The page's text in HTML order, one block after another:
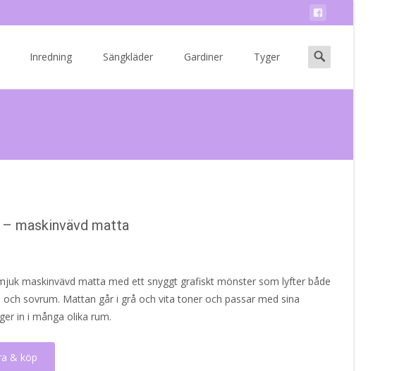
Inredning Sängkläder Gardiner Tyger
Search
for:
– maskinvävd matta
maskinvävd matta med ett snyggt grafiskt mönster som lyfter både
och sovrum. Mattan går i grå och vita toner och passar med sina
in i många olika rum.
& köp